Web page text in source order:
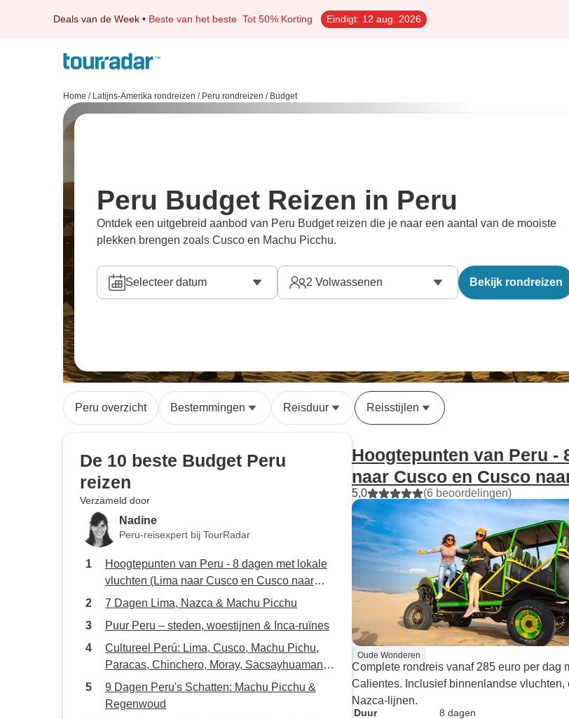
Deals van de Week • Beste van het beste Tot 50% Korting Eindigt: 12 aug. 2026
Home / Latijns-Amerika rondreizen / Peru rondreizen / Budget
Peru Budget Reizen in Peru
Ontdek een uitgebreid aanbod van Peru Budget reizen die je naar een aantal van de mooiste
plekken brengen zoals Cusco en Machu Picchu.
Selecteer datum 2 Volwassenen Bekijk rondreizen
Peru overzicht Bestemmingen Reisduur Reisstijlen
De 10 beste Budget Peru
reizen
Verzameld door
Nadine
Peru-reisexpert bij TourRadar
Hoogtepunten van Peru - 8 dagen met lokale
vluchten (Lima naar Cusco en Cusco naar
Lima)
7 Dagen Lima, Nazca & Machu Picchu
Puur Peru – steden, woestijnen & Inca-ruïnes
Cultureel Perú: Lima, Cusco, Machu Pichu,
Paracas, Chinchero, Moray, Sacsayhuaman -
9 dagen
9 Dagen Peru's Schatten: Machu Picchu &
Regenwoud
Hoogtepunten van Peru -
naar Cusco en Cusco
5,0 (6 beoordelingen)
Oude Wonderen
Complete rondreis vanaf 285 euro per dag
Calientes. Inclusief binnenlandse
Nazca-lijnen.
Duur
8 dagen